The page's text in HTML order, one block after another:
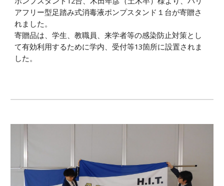
アフリー型足踏み式消毒液ポンプスタンド１台が寄贈さ
れました。
寄贈品は、学生、教職員、来学者等の感染防止対策とし
て有効利用するために学内、受付等13箇所に設置されま
した。